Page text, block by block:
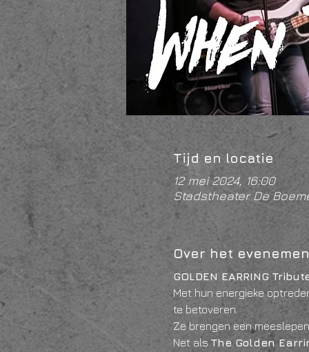
Tijd en locatie
12 mei 2024, 16:00
Stadstheater De
Over het
GOLDEN EARRING
Met hun energieke
te betoveren.
Ze brengen een
Net als The Golden